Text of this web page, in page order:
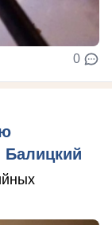
0
Балицкий